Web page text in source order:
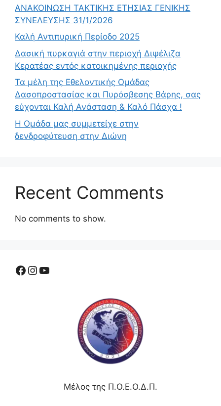
ΑΝΑΚΟΙΝΩΣΗ ΤΑΚΤΙΚΗΣ ΕΤΗΣΙΑΣ ΓΕΝΙΚΗΣ
ΣΥΝΕΛΕΥΣΗΣ 31/1/2026
Καλή Αντιπυρική Περίοδο 2025
Δασική πυρκαγιά στην περιοχή Διψέλιζα
Κερατέας εντός κατοικημένης περιοχής
Τα μέλη της Εθελοντικής Ομάδας
Δασοπροστασίας και Πυρόσβεσης Βάρης, σας
εύχονται Καλή Ανάσταση & Καλό Πάσχα !
Η Ομάδα μας συμμετείχε στην
δενδροφύτευση στην Διώνη
Recent Comments
No comments to show.
Μέλος της Π.Ο.Ε.Ο.Δ.Π.